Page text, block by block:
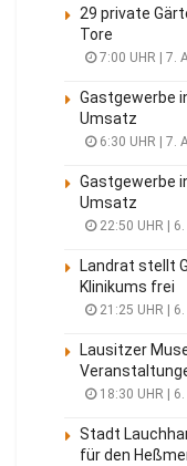
29 private
Tore
7:00 UHR | 7.
Gastgewerbe
Umsatz
6:30 UHR | 7.
Gastgewerbe
Umsatz
22:50 UHR |
Landrat stellt
Klinikums frei
21:25 UHR |
Lausitzer
18:30 UHR |
Stadt
für den